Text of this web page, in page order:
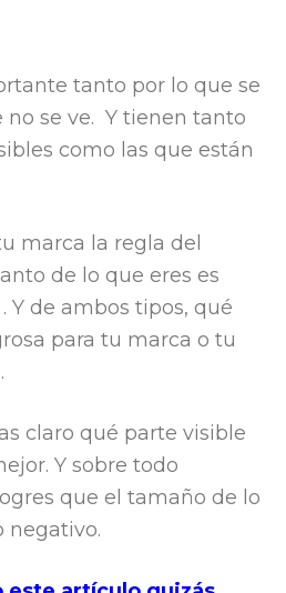
tanto por lo que se
no se ve. Y tienen tanto
como las que están
marca la regla del
de lo que eres es
Y de ambos tipos, qué
para tu marca o tu
claro qué parte visible
Y sobre todo
que el tamaño de lo
negativo.